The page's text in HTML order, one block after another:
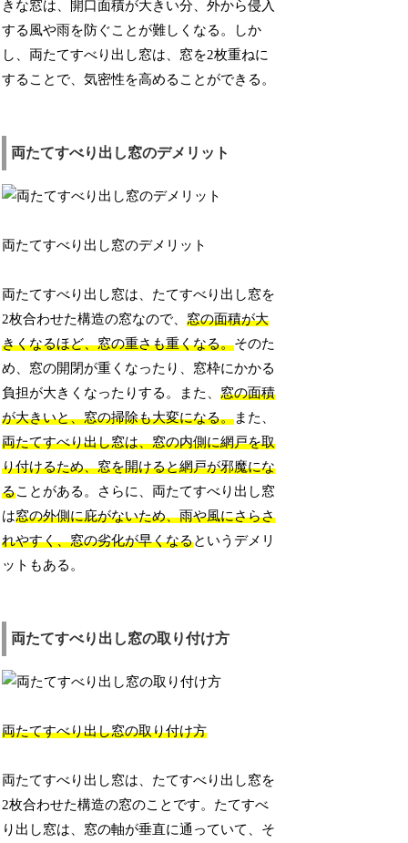
きな窓は、開口面積が大きい分、外から侵入
する風や雨を防ぐことが難しくなる。しか
し、両たてすべり出し窓は、窓を2枚重ねに
することで、気密性を高めることができる。
両たてすべり出し窓のデメリット
両たてすべり出し窓のデメリット
両たてすべり出し窓は、たてすべり出し窓を
2枚合わせた構造の窓なので、窓の面積が大
きくなるほど、窓の重さも重くなる。そのた
め、窓の開閉が重くなったり、窓枠にかかる
負担が大きくなったりする。また、窓の面積
が大きいと、窓の掃除も大変になる。また、
両たてすべり出し窓は、窓の内側に網戸を取
り付けるため、窓を開けると網戸が邪魔にな
ることがある。さらに、両たてすべり出し窓
は窓の外側に庇がないため、雨や風にさらさ
れやすく、窓の劣化が早くなるというデメリ
ットもある。
両たてすべり出し窓の取り付け方
両たてすべり出し窓の取り付け方
両たてすべり出し窓は、たてすべり出し窓を
2枚合わせた構造の窓のことです。たてすべ
り出し窓は、窓の軸が垂直に通っていて、そ